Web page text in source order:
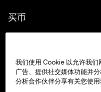
买币
交易
我们使用 Cookie 以允许我们
广告、提供社交媒体功能并
分析合作伙伴分享有关您使用